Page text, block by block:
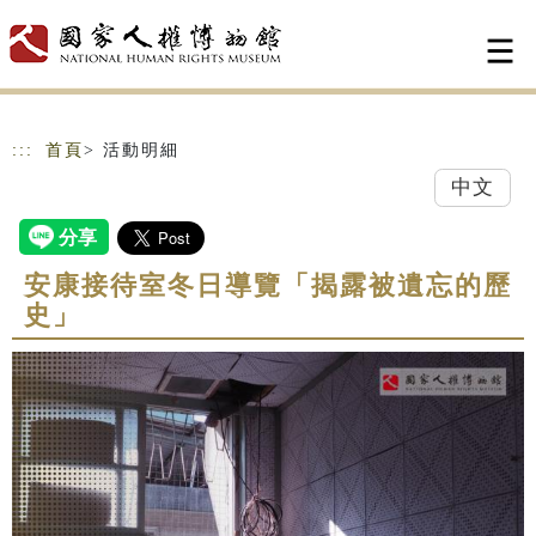
::: 首頁 > 活動明細
中文
安康接待室冬日導覽「揭露被遺忘的歷
史」